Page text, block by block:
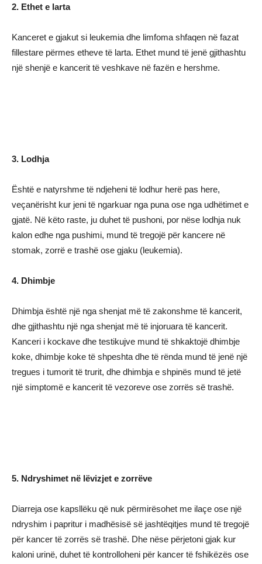
2. Ethet e larta
Kanceret e gjakut si leukemia dhe limfoma shfaqen në fazat
fillestare përmes etheve të larta. Ethet mund të jenë gjithashtu
një shenjë e kancerit të veshkave në fazën e hershme.
3. Lodhja
Është e natyrshme të ndjeheni të lodhur herë pas here,
veçanërisht kur jeni të ngarkuar nga puna ose nga udhëtimet e
gjatë. Në këto raste, ju duhet të pushoni, por nëse lodhja nuk
kalon edhe nga pushimi, mund të tregojë për kancere në
stomak, zorrë e trashë ose gjaku (leukemia).
4. Dhimbje
Dhimbja është një nga shenjat më të zakonshme të kancerit,
dhe gjithashtu një nga shenjat më të injoruara të kancerit.
Kanceri i kockave dhe testikujve mund të shkaktojë dhimbje
koke, dhimbje koke të shpeshta dhe të rënda mund të jenë një
tregues i tumorit të trurit, dhe dhimbja e shpinës mund të jetë
një simptomë e kancerit të vezoreve ose zorrës së trashë.
5. Ndryshimet në lëvizjet e zorrëve
Diarreja ose kapsllëku që nuk përmirësohet me ilaçe ose një
ndryshim i papritur i madhësisë së jashtëqitjes mund të tregojë
për kancer të zorrës së trashë. Dhe nëse përjetoni gjak kur
kaloni urinë, duhet të kontrolloheni për kancer të fshikëzës ose